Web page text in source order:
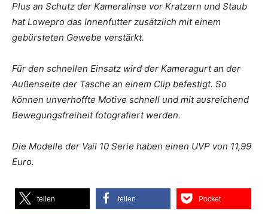
Plus an Schutz der Kameralinse vor Kratzern und Staub
hat Lowepro das Innenfutter zusätzlich mit einem
gebürsteten Gewebe verstärkt.
Für den schnellen Einsatz wird der Kameragurt an der
Außenseite der Tasche an einem Clip befestigt. So
können unverhoffte Motive schnell und mit ausreichend
Bewegungsfreiheit fotografiert werden.
Die Modelle der Vail 10 Serie haben einen UVP von 11,99
Euro.
teilen teilen Pocket